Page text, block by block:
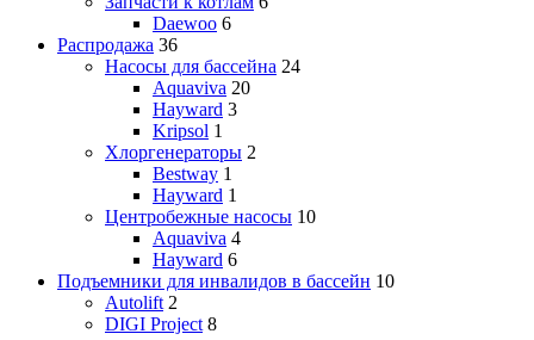
Daewoo 6
Распродажа 36
Насосы для бассейна 24
Aquaviva 20
Hayward 3
Kripsol 1
Хлоргенераторы 2
Bestway 1
Hayward 1
Центробежные насосы 10
Aquaviva 4
Hayward 6
Подъемники для инвалидов в бассейн 10
Autolift 2
DIGI Project 8